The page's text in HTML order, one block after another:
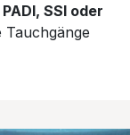
PADI, SSI oder